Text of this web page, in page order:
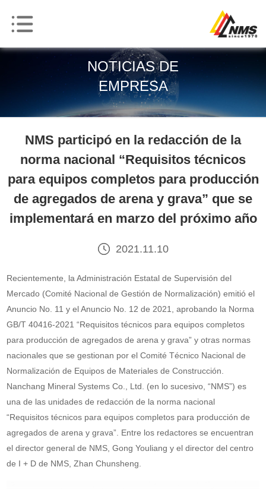
NOTICIAS DE
EMPRESA
NMS participó en la redacción de la
norma nacional “Requisitos técnicos
para equipos completos para producción
de agregados de arena y grava” que se
implementará en marzo del próximo año
2021.11.10
Recientemente, la Administración Estatal de Supervisión del
Mercado (Comité Nacional de Gestión de Normalización) emitió el
Anuncio No. 11 y el Anuncio No. 12 de 2021, aprobando la Norma
GB/T 40416-2021 “Requisitos técnicos para equipos completos
para producción de agregados de arena y grava” y otras normas
nacionales que se gestionan por el Comité Técnico Nacional de
Normalización de Equipos de Materiales de Construcción.
Nanchang Mineral Systems Co., Ltd. (en lo sucesivo, “NMS”) es
una de las unidades de redacción de la norma nacional
“Requisitos técnicos para equipos completos para producción de
agregados de arena y grava”. Entre los redactores se encuentran
el director general de NMS, Gong Youliang y el director del centro
de I + D de NMS, Zhan Chunsheng.